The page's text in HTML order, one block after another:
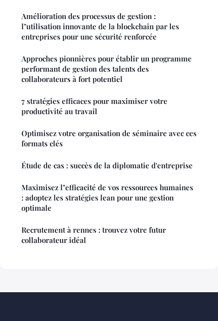
Amélioration des processus de gestion :
l"utilisation innovante de la blockchain par les
entreprises pour une sécurité renforcée
Approches pionnières pour établir un programme
performant de gestion des talents des
collaborateurs à fort potentiel
7 stratégies efficaces pour maximiser votre
productivité au travail
Optimisez votre organisation de séminaire avec ces
formats clés
Étude de cas : succès de la diplomatie d'entreprise
Maximisez l"efficacité de vos ressources humaines
: adoptez les stratégies lean pour une gestion
optimale
Recrutement à rennes : trouvez votre futur
collaborateur idéal